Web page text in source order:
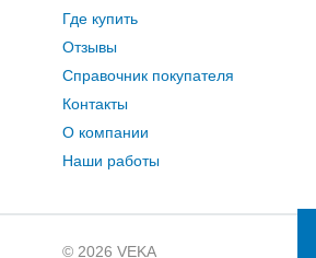
Где купить
Отзывы
Справочник покупателя
Контакты
О компании
Наши работы
© 2026 VEKA